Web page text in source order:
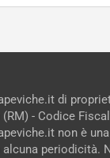
di
(RM) - Codice
non è
alcuna periodicità.